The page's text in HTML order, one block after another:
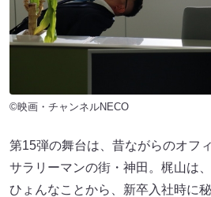
©映画・チャンネルNECO
第15弾の舞台は、昔ながらのオフ
サラリーマンの街・神田。梶山は
ひょんなことから、新卒入社時に